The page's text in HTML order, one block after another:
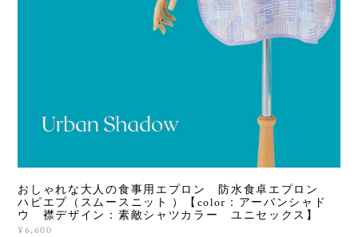
おしゃれな大人の食事用エプロン 防水食卓エプロン
ハピエプ（スムースニット ）【color：アーバンシャド
ウ 襟デザイン：素敵シャツカラー ユニセックス】
¥6,600